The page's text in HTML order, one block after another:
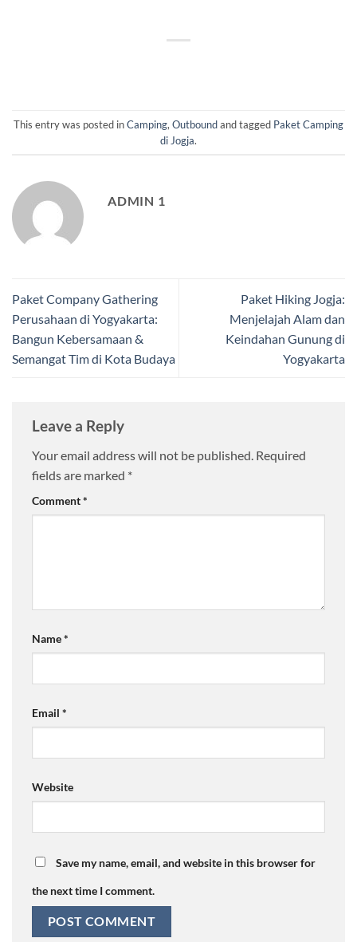
This entry was posted inCamping, Outboundand tagged Paket Camping
di Jogja.
ADMIN 1
Paket Company Gathering
Perusahaan di Yogyakarta:
Bangun Kebersamaan &
Semangat Tim di Kota Budaya
Paket Hiking Jogja:
Menjelajah Alam dan
Keindahan Gunung di
Yogyakarta
Leave a Reply
Your email address will not be published. Required
fields are marked *
Comment*
Name*
Email *
Website
Save my name, email, and website in this browser for
the next time I comment.